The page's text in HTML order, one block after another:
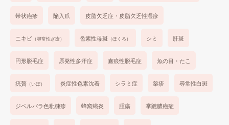
帯状疱疹 陥入爪 皮脂欠乏症・皮脂欠乏性湿疹
ニキビ （尋常性ざ瘡） 色素性母斑 （ほくろ） シミ 肝斑
円形脱毛症 原発性多汗症 瘢痕性脱毛症 魚の目・たこ
疣贅 （いぼ） 炎症性色素沈着 シラミ症 薬疹 尋常性白斑
ジベルバラ色粃糠疹 蜂窩織炎 腫瘍 掌蹠膿疱症